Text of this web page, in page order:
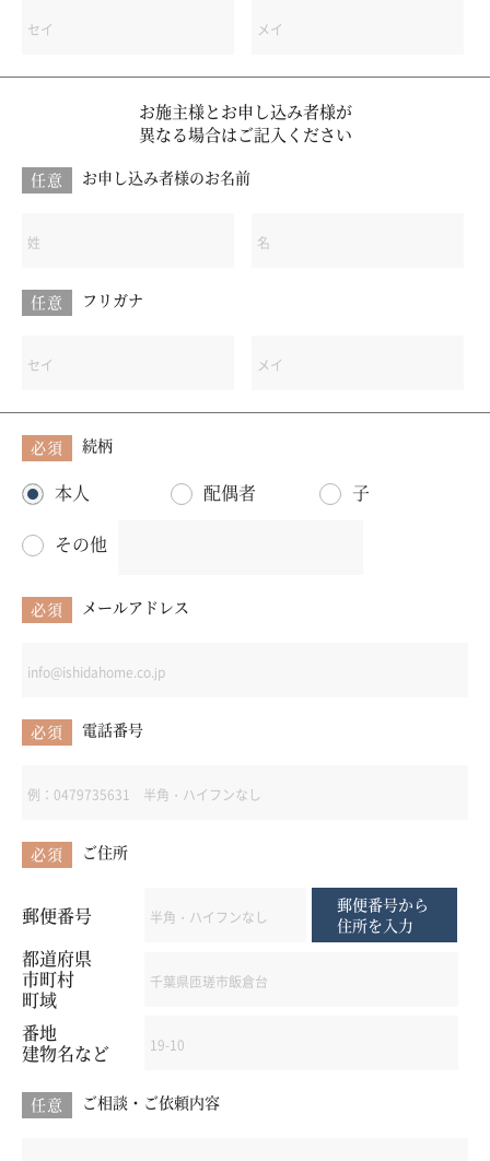
お施主様とお申し込み者様が
異なる場合はご記入ください
お申し込み者様のお名前
任意
フリガナ
任意
続柄
必須
本人 配偶者 子
その他
メールアドレス
必須
電話番号
必須
ご住所
必須
郵便番号
郵便番号から
住所を入力
都道府県
市町村
町域
番地
建物名など
ご相談・ご依頼内容
任意